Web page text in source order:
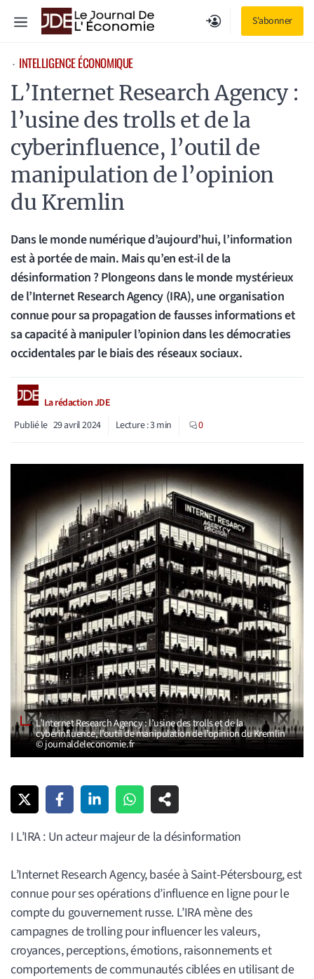
S'abonner
Menu
⋅ INTELLIGENCE ÉCONOMIQUE
L’Internet Research Agency :
l’usine des trolls et de la
cyberinfluence, l’outil de
manipulation de l’opinion
du Kremlin
Dans le monde numérique d’aujourd’hui, l’information
est à portée de main. Mais qu’en est-il de la
désinformation ? Plongeons dans le monde mystérieux
de l’Internet Research Agency (IRA), une organisation
connue pour sa propagation de fausses informations et
sa capacité à manipuler l’opinion dans les démocraties
occidentales par le biais des réseaux sociaux.
La rédaction JDE
Publié le 29 avril 2024 Lecture :3min 0
L’Internet Research Agency : l’usine des trolls et de la
cyberinfluence, l’outil de manipulation de l’opinion du Kremlin
© journaldeleconomie.fr
I L’IRA : Un acteur majeur de la désinformation
L’Internet Research Agency, basée à Saint-Pétersbourg, est
connue pour ses opérations d’influence en ligne pour le
compte du gouvernement russe. L’IRA mène des
campagnes de trolling pour influencer les valeurs,
croyances, perceptions, émotions, raisonnements et
comportements de communautés ciblées en utilisant de